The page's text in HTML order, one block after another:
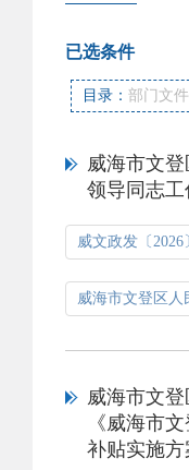
已选条件
目录： 部门文件
威海市文
领导同志
威文政发〔2026
威海市文登区人
威海市文
《威海市
补贴实施